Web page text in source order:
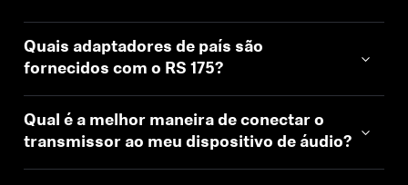
Quais adaptadores de país são
fornecidos com o RS 175?
Qual é a melhor maneira de conectar o
transmissor ao meu dispositivo de áudio?